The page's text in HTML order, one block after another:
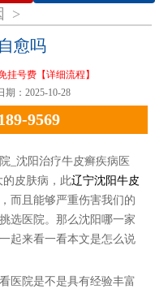
3
>
愈吗
挂号费 【详细流程】
期：2025-10-28
9569
沈阳治疗牛皮癣疾病医
的皮肤病，此辽宁沈阳牛皮
而且能够严重伤害我们的
选医院。那么沈阳哪一家
起来看一看本文是怎么说
院是不是具有经验丰富